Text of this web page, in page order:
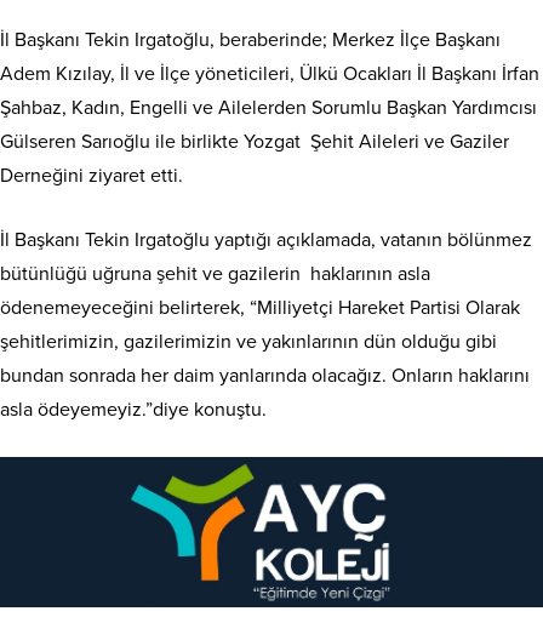
İl Başkanı Tekin Irgatoğlu, beraberinde; Merkez İlçe Başkanı
Adem Kızılay, İl ve İlçe yöneticileri, Ülkü Ocakları İl Başkanı İrfan
Şahbaz, Kadın, Engelli ve Ailelerden Sorumlu Başkan Yardımcısı
Gülseren Sarıoğlu ile birlikte Yozgat Şehit Aileleri ve Gaziler
Derneğini ziyaret etti.
İl Başkanı Tekin Irgatoğlu yaptığı açıklamada, vatanın bölünmez
bütünlüğü uğruna şehit ve gazilerin haklarının asla
ödenemeyeceğini belirterek, “Milliyetçi Hareket Partisi Olarak
şehitlerimizin, gazilerimizin ve yakınlarının dün olduğu gibi
bundan sonrada her daim yanlarında olacağız. Onların haklarını
asla ödeyemeyiz.”diye konuştu.